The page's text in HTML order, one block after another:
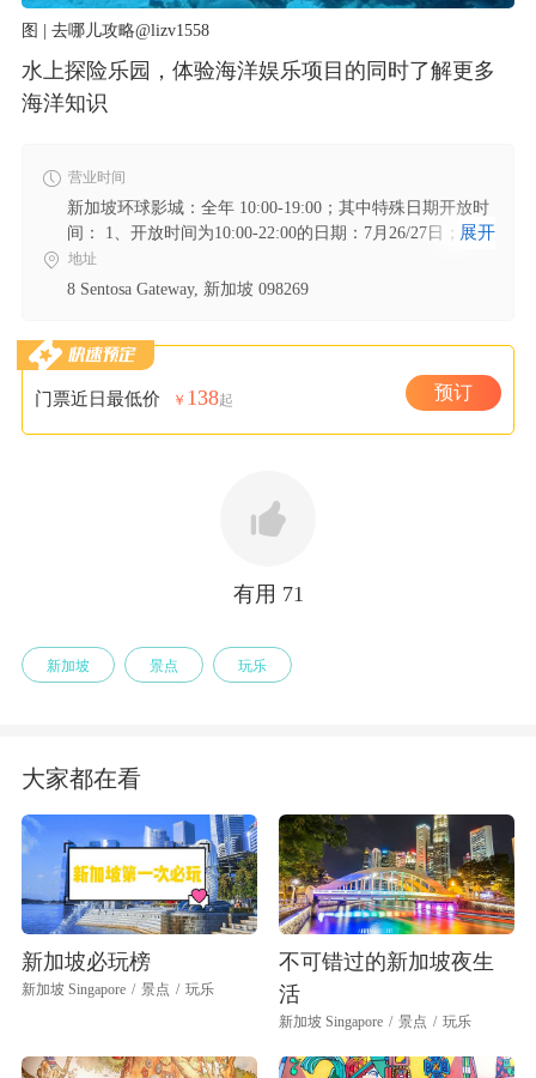
图 | 去哪儿攻略@lizv1558
水上探险乐园，体验海洋娱乐项目的同时了解更多
海洋知识
营业时间
新加坡环球影城：全年 10:00-19:00；其中特殊日期开放时
间： 1、开放时间为10:00-22:00的日期：7月26/27日；8月
3/9/10/11日。 2、开放时间为10:00-20:00的日期：7月的周
一/二/三/四/日；8月1/4/5/6/7/8/12/13/14/15/16/18/24日；
开放时间，具体开放时间请以景区当天安排为准。 S.E.A.
海洋馆：全年 10:00-19:00；其中特殊日期开放时间： 开放
时间为10:00-18:00的日期：8月17、21日；10月24日 此开
放时间仅供参考，景区可能临时变更开放时间，具体开放
全年 10:00-19:00；其中特殊开放时间为10:00-18:00的日
期：5月26日和6月22日。 此开放时间仅供参考，景区可能
展开
地址
8 Sentosa Gateway, 新加坡 098269
门票近日最低价 ￥ 138起 预订
有用 71
新加坡 景点 玩乐
大家都在看
新加坡必玩榜
新加坡 Singapore / 景点 / 玩乐
不可错过的新加坡夜生
活
新加坡 Singapore / 景点 / 玩乐